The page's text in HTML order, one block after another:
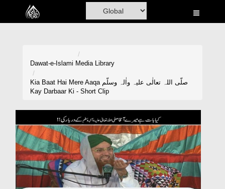
Home
Madani Channel
Rohani Ilaj
Donation
Dawat-e-Islami Media Library
Kia Baat Hai Mere Aaqa صلّی اللہ تعالٰی علیہ واٰلہ وسلّم
Kay Darbaar Ki - Short Clip